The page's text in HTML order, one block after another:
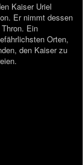
Kaiser Uriel
Er nimmt dessen
Ein
Orten,
den Kaiser zu